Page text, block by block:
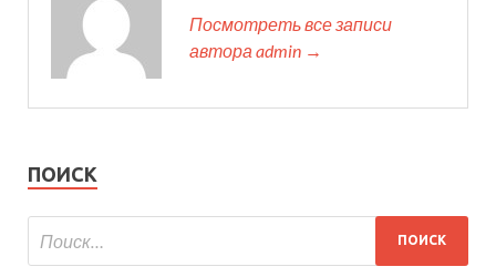
Посмотреть все записи
автора admin →
ПОИСК